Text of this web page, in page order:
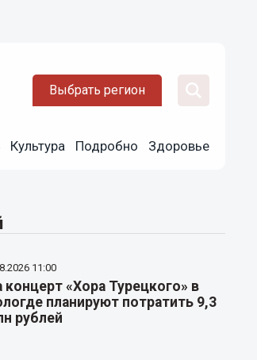
Выбрать регион
Культура Подробно Здоровье
11:00
концерт «Хора Турецкого» в
планируют потратить 9,3
рублей